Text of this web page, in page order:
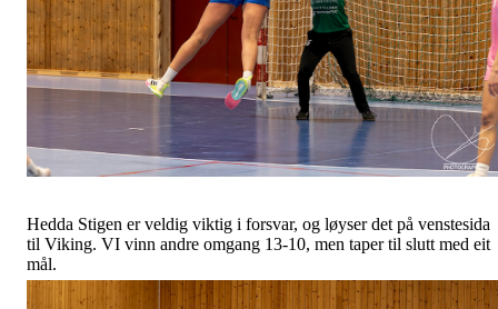
Hedda Stigen er veldig viktig i forsvar, og løyser det på venstesida
til Viking. VI vinn andre omgang 13-10, men taper til slutt med eit
mål.